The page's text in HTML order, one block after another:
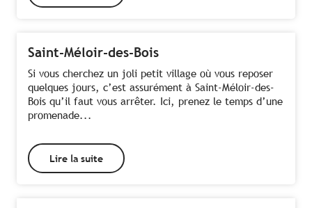
Saint-Méloir-des-Bois
Si vous cherchez un joli petit village où vous reposer
quelques jours, c’est assurément à Saint-Méloir-des-
Bois qu’il faut vous arrêter. Ici, prenez le temps d’une
promenade...
Lire la suite